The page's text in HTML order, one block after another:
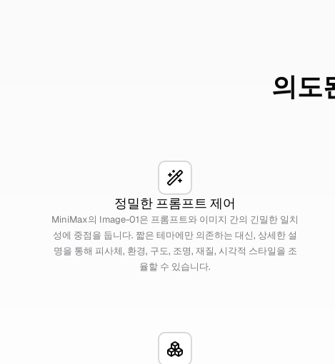
의도
정밀한 프롬프트 제어
MiniMax의 Image-01은 프롬프트와 이미지 간의 긴밀한 일치
성에 중점을 둡니다. 짧은 테마에만 의존하는 대신, 상세한 설
명을 통해 피사체, 환경, 구도, 조명, 재질, 시각적 스타일을 조
율할 수 있습니다.